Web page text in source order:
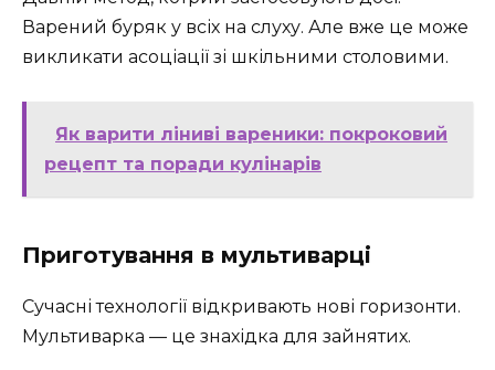
Варений буряк у всіх на слуху. Але вже це може
викликати асоціації зі шкільними столовими.
Як варити ліниві вареники: покроковий
рецепт та поради кулінарів
Приготування в мультиварці
Сучасні технології відкривають нові горизонти.
Мультиварка — це знахідка для зайнятих.